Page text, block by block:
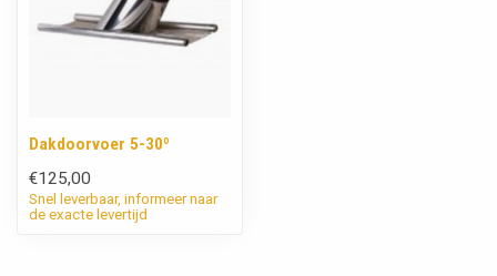
Dakdoorvoer 5-30º
€125,00
Snel leverbaar, informeer naar
de exacte levertijd